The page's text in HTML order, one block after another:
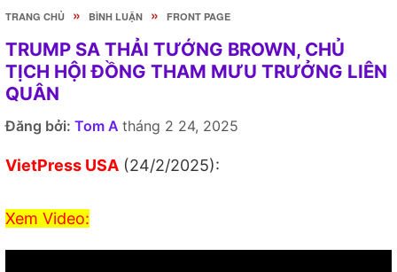
TRANG CHỦ » BÌNH LUẬN » FRONT PAGE
TRUMP SA THẢI TƯỚNG BROWN, CHỦ
TỊCH HỘI ĐỒNG THAM MƯU TRƯỞNG LIÊN
QUÂN
Đăng bởi: Tom A tháng 2 24, 2025
VietPress USA (24/2/2025):
Xem Video: